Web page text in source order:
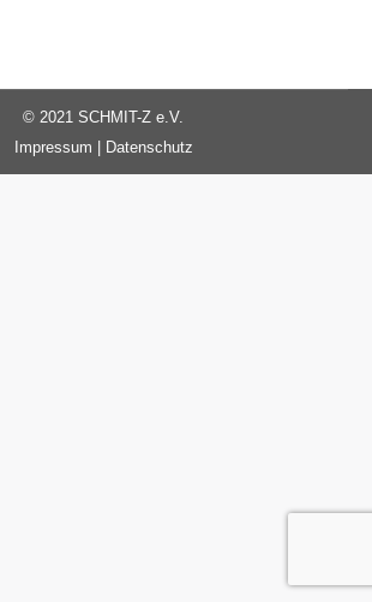
© 2021 SCHMIT-Z e.V.
Impressum
Datenschutz